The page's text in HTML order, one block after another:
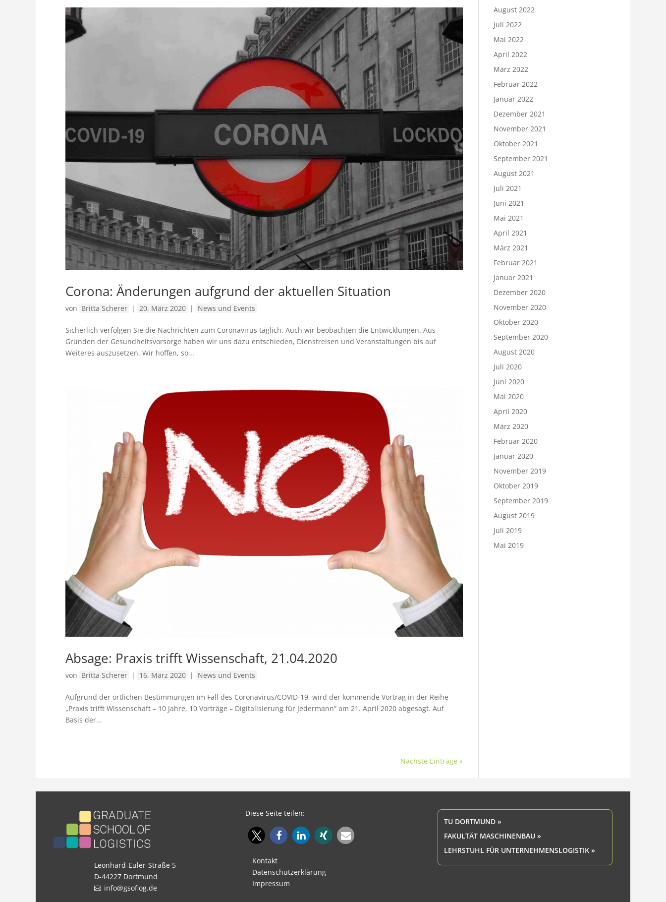
Corona: Änderungen aufgrund der aktuellen Situation
von Britta Scherer | 20. März 2020 | News und Events
Sicher­lich verfolgen Sie die Nach­richten zum Coro­na­virus täglich. Auch wir beob­achten die Entwick­lungen. Aus
Gründen der Gesund­heits­vor­sorge haben wir uns dazu entschieden, Dienst­reisen und Veran­stal­tungen bis auf
Weiteres auszu­setzen. Wir hoffen, so...
Absage: Praxis trifft Wissenschaft, 21.04.2020
von Britta Scherer | 16. März 2020 | News und Events
Aufgrund der örtlichen Bestimmungen im Fall des Coronavirus/COVID-19, wird der kommende Vortrag in der Reihe
„Praxis trifft Wissenschaft – 10 Jahre, 10 Vorträge – Digitalisierung für Jedermann“ am 21. April 2020 abgesagt. Auf
Basis der...
Nächste Einträge »
August 2022
Juli 2022
Mai 2022
April 2022
März 2022
Februar 2022
Januar 2022
Dezember 2021
November 2021
Oktober 2021
September 2021
August 2021
Juli 2021
Juni 2021
Mai 2021
April 2021
März 2021
Februar 2021
Januar 2021
Dezember 2020
November 2020
Oktober 2020
September 2020
August 2020
Juli 2020
Juni 2020
Mai 2020
April 2020
März 2020
Februar 2020
Januar 2020
November 2019
Oktober 2019
September 2019
August 2019
Juli 2019
Mai 2019
Leonhard-Euler-Straße 5
D-44227 Dortmund
info@gsoflog.de
Diese Seite teilen:
Kontakt
Datenschutzerklärung
Impressum
TU DORTMUND »
FAKULTÄT MASCHINENBAU »
LEHRSTUHL FÜR UNTERNEHMENSLOGISTIK »